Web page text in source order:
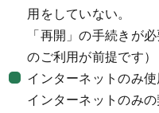
用をしていない。
「再開」の手続きが
のご利用が前提です）
インターネットのみ使
インターネットのみ